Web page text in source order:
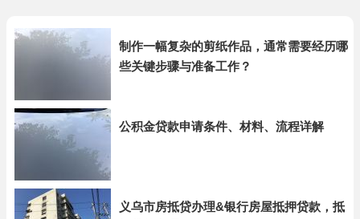
制作一幅复杂的剪纸作品，通常需要经历哪
些关键步骤与准备工作？
公积金贷款申请条件、材料、流程详解
义乌市房抵贷办理&银行房屋抵押贷款，抵